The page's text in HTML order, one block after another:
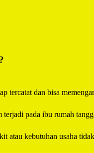
tercatat dan bisa
pada ibu rumah
atau kebutuhan usaha